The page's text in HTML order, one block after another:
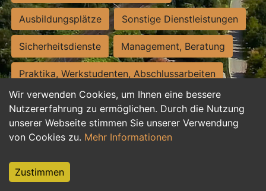
Wir verwenden Cookies, um Ihnen eine bessere
Nutzererfahrung zu ermöglichen. Durch die Nutzung
unserer Webseite stimmen Sie unserer Verwendung
von Cookies zu. Mehr Informationen
Zustimmen
Ausbildungsplätze Sonstige Dienstleistungen
Sicherheitsdienste Management, Beratung
Praktika, Werkstudenten, Abschlussarbeiten
Personalwesen Assistenz, Sekretariat
Hilfskräfte, Aushilfs- und Nebenjobs
Weiterbildung, Studium, duale Ausbildung